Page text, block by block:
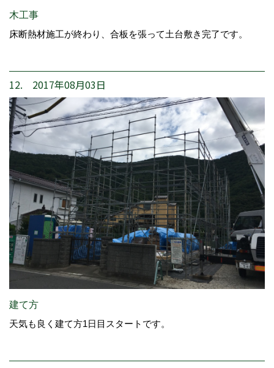
木工事
床断熱材施工が終わり、合板を張って土台敷き完了です。
12. 2017年08月03日
建て方
天気も良く建て方1日目スタートです。